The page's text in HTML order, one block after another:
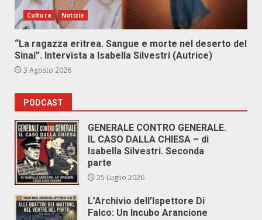
Cultura Notizie
“La ragazza eritrea. Sangue e morte nel deserto del
Sinai”. Intervista a Isabella Silvestri (Autrice)
3 Agosto 2026
PODCAST
GENERALE CONTRO GENERALE.
IL CASO DALLA CHIESA – di
Isabella Silvestri. Seconda
parte
25 Luglio 2026
L’Archivio dell’Ispettore Di
Falco: Un Incubo Arancione